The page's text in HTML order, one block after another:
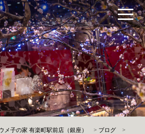
メ子の家 有楽町駅前店（銀座） > ブログ
>